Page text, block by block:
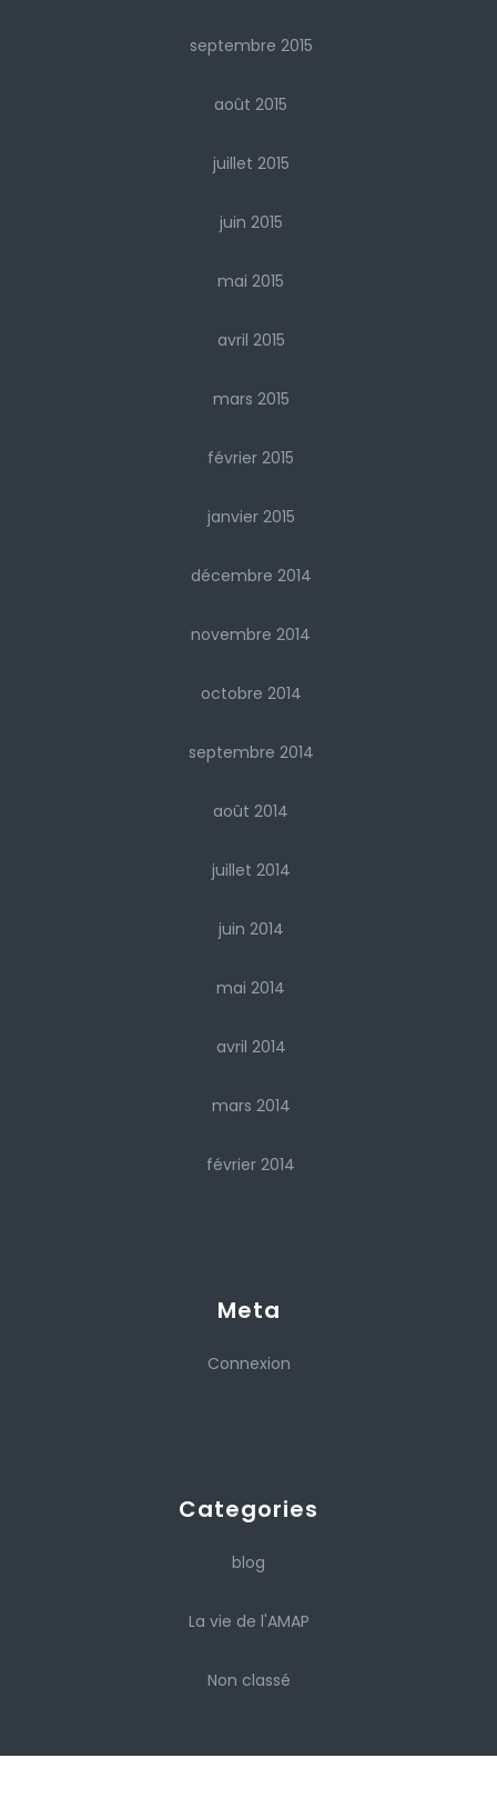
septembre 2015
août 2015
juillet 2015
juin 2015
mai 2015
avril 2015
mars 2015
février 2015
janvier 2015
décembre 2014
novembre 2014
octobre 2014
septembre 2014
août 2014
juillet 2014
juin 2014
mai 2014
avril 2014
mars 2014
février 2014
Meta
Connexion
Categories
blog
La vie de l'AMAP
Non classé